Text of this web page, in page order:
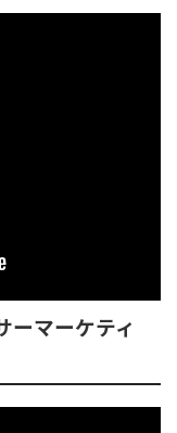
ーマーケティ